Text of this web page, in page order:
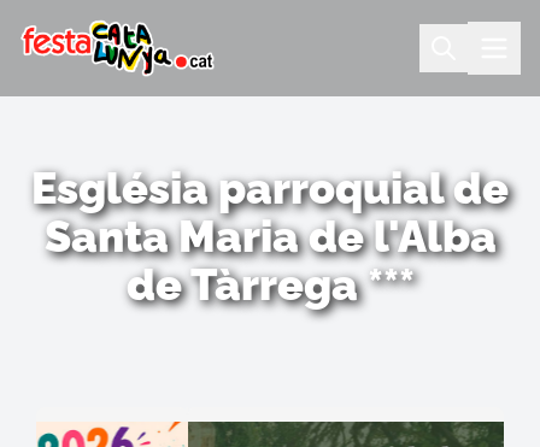
Església parroquial de
Santa Maria de l'Alba
de Tàrrega ***